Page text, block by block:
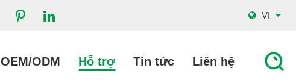
VI
OEM/ODM Hỗ trợ Tin tức Liên hệ